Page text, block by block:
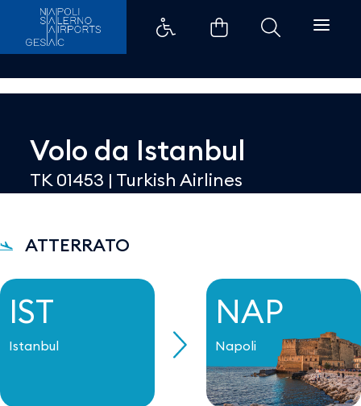
Dettaglio - Aeroporti di Napoli
Volo da Istanbul
TK 01453 | Turkish Airlines
ATTERRATO
IST
Istanbul
NAP
Napoli